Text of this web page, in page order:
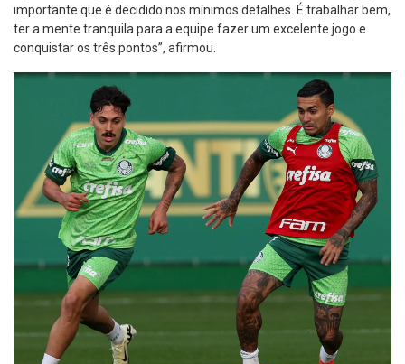
importante que é decidido nos mínimos detalhes. É trabalhar bem,
ter a mente tranquila para a equipe fazer um excelente jogo e
conquistar os três pontos”, afirmou.